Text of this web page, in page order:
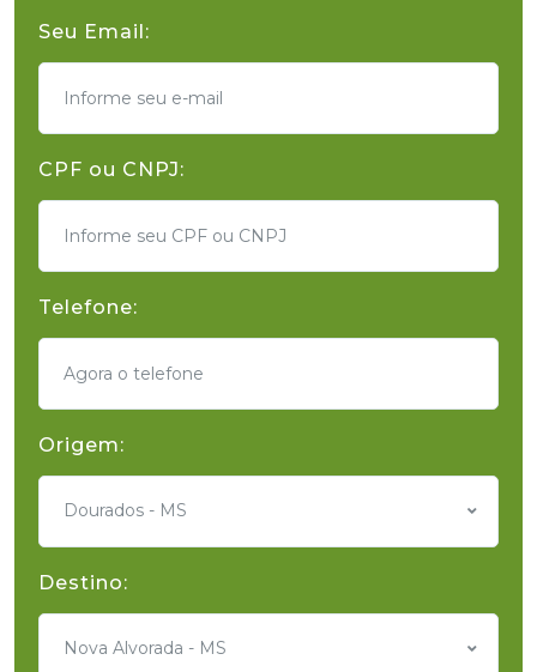
Seu Email:
CPF ou CNPJ:
Telefone:
Origem:
Dourados - MS
Destino:
Nova Alvorada - MS